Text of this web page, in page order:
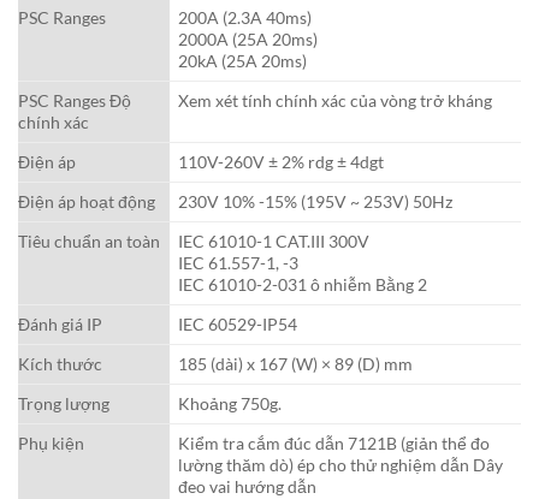
PSC Ranges
200A (2.3A 40ms)
2000A (25A 20ms)
20kA (25A 20ms)
PSC Ranges Độ
chính xác
Xem xét tính chính xác của vòng trở kháng
Điện áp
110V-260V ± 2% rdg ± 4dgt
Điện áp hoạt động
230V 10% -15% (195V ~ 253V) 50Hz
Tiêu chuẩn an toàn
IEC 61010-1 CAT.III 300V
IEC 61.557-1, -3
IEC 61010-2-031 ô nhiễm Bằng 2
Đánh giá IP
IEC 60529-IP54
Kích thước
185 (dài) x 167 (W) × 89 (D) mm
Trọng lượng
Khoảng 750g.
Phụ kiện
Kiểm tra cắm đúc dẫn 7121B (giản thể đo
lường thăm dò) ép cho thử nghiệm dẫn Dây
đeo vai hướng dẫn